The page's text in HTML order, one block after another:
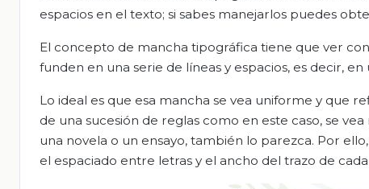
espacios en el texto; si sabes manejarlos puedes
El concepto de mancha tipográfica tiene que ver
funden en una serie de líneas y espacios, es decir, en
Lo ideal es que esa mancha se vea uniforme y que
de una sucesión de reglas como en este caso, se
una novela o un ensayo, también lo parezca. Por
el espaciado entre letras y el ancho del trazo de